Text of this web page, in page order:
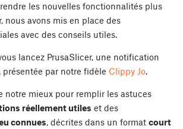
les nouvelles fonctionnalités plus
nous avons mis en place des
avec des conseils utiles.
lancez PrusaSlicer, une notification
par notre fidèle Clippy Jo.
notre mieux pour remplir les astuces
réellement utiles et des
connues, décrites dans un format court